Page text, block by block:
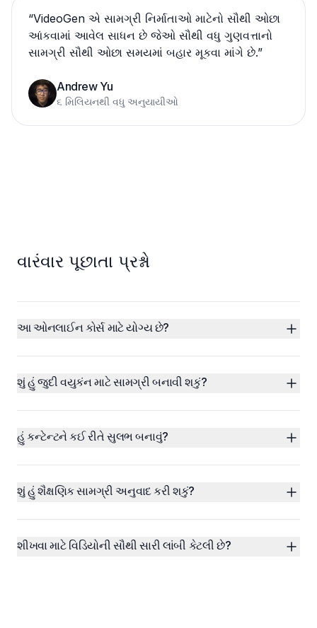
“VideoGen એ સામગ્રી નિર્માતાઓ માટેનો સૌથી ઓછા
આંકવામાં આવેલ સાધન છે જેઓ સૌથી વધુ ગુણવત્તાનો
સામગ્રી સૌથી ઓછા સમયમાં બહાર મૂકવા માંગે છે.”
Andrew Yu
૬ મિલિયનથી વધુ અનુયાયીઓ
વારંવાર પૂછાતા પ્રશ્નો
આ ઓનલાઈન કોર્સ માટે યોગ્ય છે?
શું હું જુદી વયુકંન માટે સામગ્રી બનાવી શકું?
હું કન્ટેન્ટને કઈ રીતે સુલભ બનાવું?
શું હું શૈક્ષણિક સામગ્રી અનુવાદ કરી શકું?
શીખવા માટે વિડિયોની સૌથી સારી લાંબી કેટલી છે?